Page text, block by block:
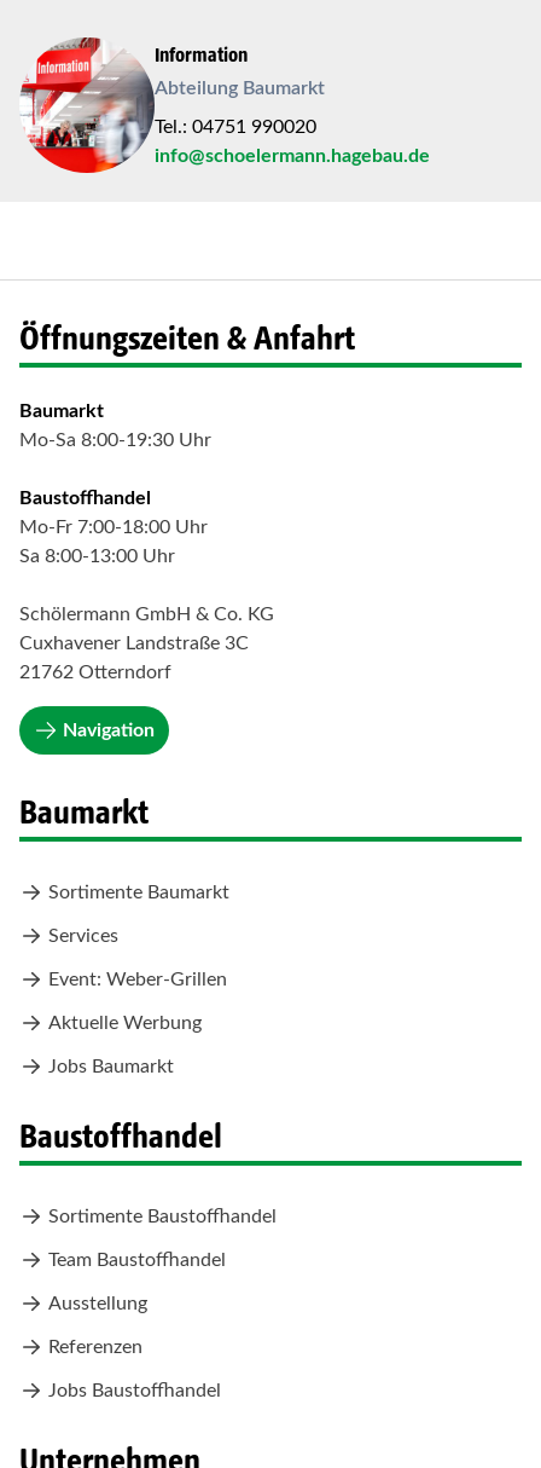
Information
Abteilung Baumarkt
Tel.: 04751 990020
info@schoelermann.hagebau.de
Öffnungszeiten & Anfahrt
Baumarkt
Mo-Sa 8:00-19:30 Uhr
Baustoffhandel
Mo-Fr 7:00-18:00 Uhr
Sa 8:00-13:00 Uhr
Schölermann GmbH & Co. KG
Cuxhavener Landstraße 3C
21762 Otterndorf
Navigation
Baumarkt
Sortimente Baumarkt
Services
Event: Weber-Grillen
Aktuelle Werbung
Jobs Baumarkt
Baustoffhandel
Sortimente Baustoffhandel
Team Baustoffhandel
Ausstellung
Referenzen
Jobs Baustoffhandel